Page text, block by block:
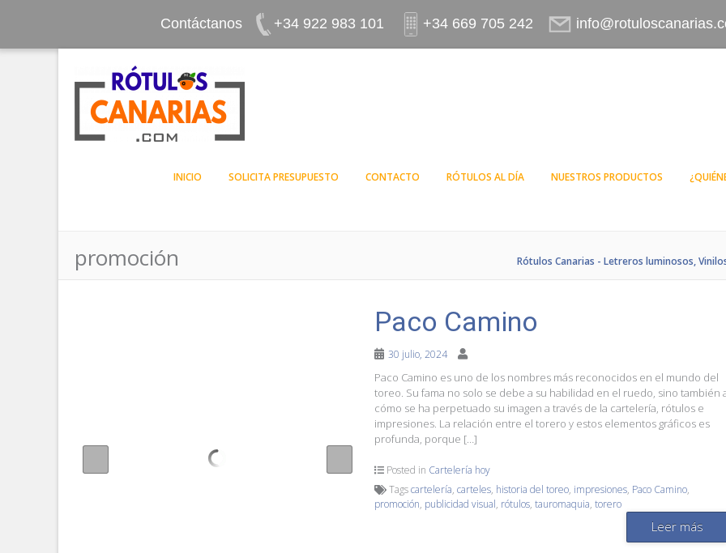
Contáctanos +34 922 983 101 +34 669 705 242
INICIO SOLICITA PRESUPUESTO CONTACTO RÓTULOS AL DÍA NUESTROS PRODUCTOS
promoción Rótulos Canarias - Letreros luminosos,
Paco Camino
30 julio, 2024
Paco Camino es uno de los nombres más reconocidos en el mundo del
toreo. Su fama no solo se debe a su habilidad en el ruedo, sino también
cómo se ha perpetuado su imagen a través de la cartelería, rótulos e
impresiones. La relación entre el torero y estos elementos gráficos es
profunda, porque […]
Posted in Cartelería hoy
Tagscartelería, carteles, historia del toreo, impresiones, Paco Camino,
promoción, publicidad visual, rótulos, tauromaquia, torero
Leer más